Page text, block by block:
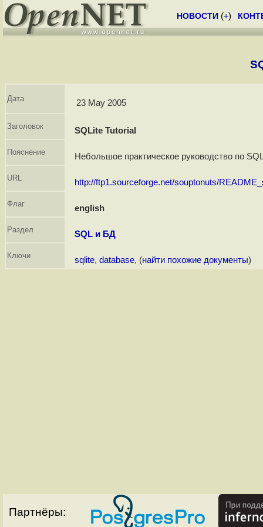
НОВОСТИ (+)
Дата 23 May 2005
Заголовок SQLite Tutorial
Пояснение Небольшое практическое руководство по
URL http://ftp1.sourceforge.net/souptonuts/
Флаг english
Раздел SQL и БД
Ключи sqlite, database, (найти похожие документы)
Партнёры: